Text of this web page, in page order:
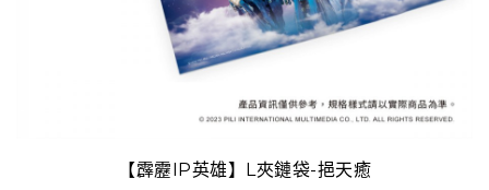
【霹靂IP英雄】L夾鏈袋-挹天癒